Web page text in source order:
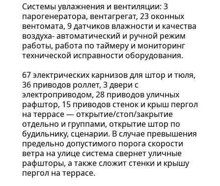
Системы увлажнения и вентиляции: 3
парогенератора, вентагрегат, 23 оконных
вентомата, 9 датчиков влажности и качества
воздуха- автоматический и ручной режим
работы, работа по таймеру и мониторинг
технической исправности оборудования.
67 электрических карнизов для штор и тюля,
36 приводов роллет, 3 двери с
электроприводом, 28 приводов уличных
рафштор, 15 приводов стенок и крыш пергол
на террасе — открытие/стоп/закрытие
отдельно и группами, открытие штор по
будильнику, сценарии. В случае превышения
предельно допустимого порога скорости
ветра на улице система свернет уличные
рафшторы, а также сложит стенки и крышу
пергол на террасе.